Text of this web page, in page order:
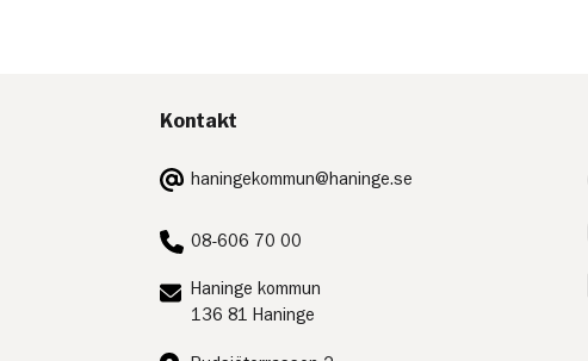
Kontakt
E-
post:
haningekommun@haninge.se
Telefon:
08-606 70 00
Postadress:
Haninge kommun
136 81 Haninge
Besöksadress: